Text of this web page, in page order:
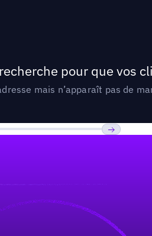
pour que vos
mais n’apparaît pas de